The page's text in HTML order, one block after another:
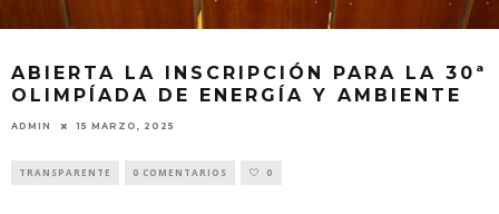
ABIERTA LA INSCRIPCIÓN PARA LA 30ª
OLIMPÍADA DE ENERGÍA Y AMBIENTE
ADMIN 15 MARZO, 2025
TRANSPARENTE 0 COMENTARIOS 0